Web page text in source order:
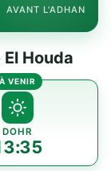
AVANT L'ADHAN
Houda
DOHR